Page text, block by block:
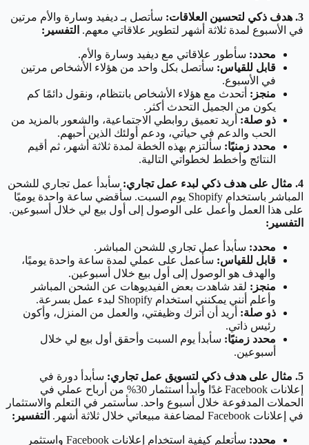
3. هدف ذكي لتحسين العلاقات:
سأتصل بـ ديفيد وسارة والأم مرتين
في الأسبوع لمدة ثلاثة أشهر لتطوير علاقاتي معهم. التفسير:
محدد: سأطور علاقاتي مع ديفيد وسارة والأم.
قابل للقياس: سأتصل بكل واحد من هؤلاء الأشخاص مرتين
في الأسبوع.
منجز: أتحدث مع هؤلاء الأشخاص بانتظام، ونقول دائمًا كم
يكون من الجميل التحدث أكثر.
ذو صلة: أريد تعميق روابطي الاجتماعية، والشعور بالمزيد من
الحب والدعم في حياتي، ودعم أولئك الذين أحبهم.
محدد زمنيًا: سألتزم بهذه الخطة لمدة ثلاثة أشهر، ثم أقيم
النتائج وأخطط لخطواتي التالية.
4. مثال على هدف ذكي لبدء عمل تجاري:
سأبدأ عمل تجاري للشحن
المباشر باستخدام Shopify يوم السبت. سأقضي ساعة واحدة يوميًا
على هذا العمل وأعمل على الوصول إلى أول بيع لي خلال أسبوعين.
التفسير:
محدد: سأبدأ عمل تجاري للشحن المباشر.
قابل للقياس: سأعمل على عملي لمدة ساعة واحدة يوميًا،
والهدف هو الوصول إلى أول بيع خلال أسبوعين.
منجز: لقد شاهدت بعض الفيديوهات عن الشحن المباشر
وأعلم أنني يمكنني استخدام Shopify لبدء عمل بسرعة.
ذو صلة: أريد أن أترك وظيفتي، والعمل من المنزل، وأكون
رئيس ذاتي.
محدد زمنيًا: سأبدأ يوم السبت وأحقق أول بيع لي خلال
أسبوعين.
5. مثال على هدف ذكي لتسويق عمل تجاري:
سأبدأ دورة في
إعلانات Facebook غدًا وأبدأ استثمار 30% من أرباح عملي في
الحملات المدفوعة خلال أسبوع واحد. سأستمر في التعلم والاستثمار
في إعلانات Facebook لمضاعفة مبيعاتي خلال ثلاثة أشهر.
التفسير:
محدد: سأتعلم كيفية استخدام إعلانات Facebook واستثمر